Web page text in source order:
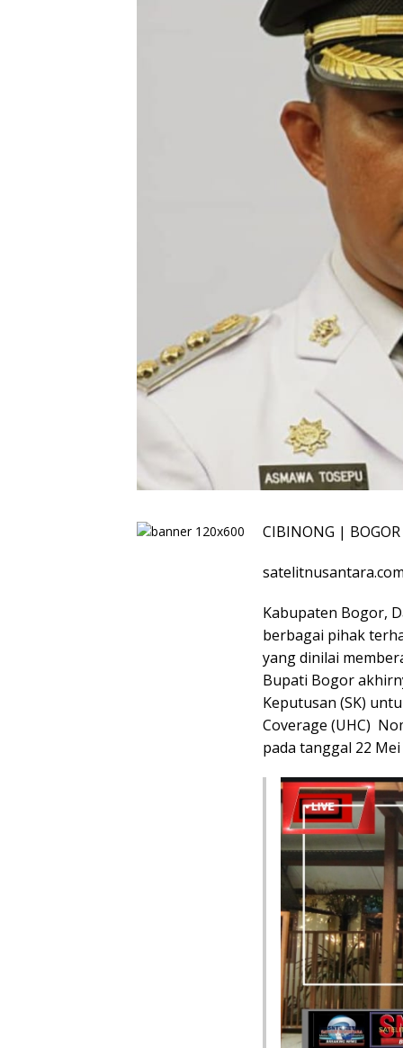
CIBINONG | BOGOR
Kabupaten Bogor,
berbagai pihak
yang dinilai
Bupati Bogor
Keputusan (SK)
Coverage (UHC)
pada tanggal 22 Mei